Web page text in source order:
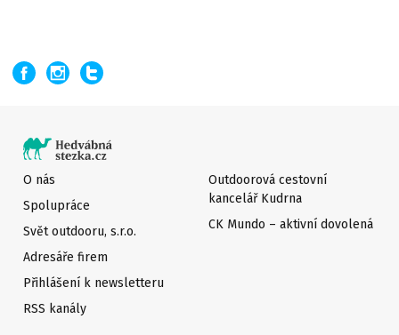
O nás
Spolupráce
Svět outdooru, s.r.o.
Adresáře firem
Přihlášení k newsletteru
Outdoorová cestovní
kancelář Kudrna
CK Mundo – aktivní dovolená
RSS kanály